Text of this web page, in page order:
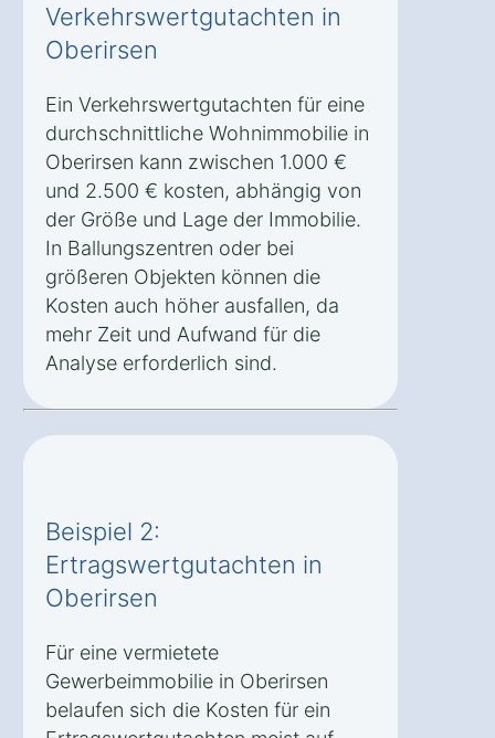
Verkehrswertgutachten in
Oberirsen
Ein Verkehrswertgutachten für eine
durchschnittliche Wohnimmobilie in
Oberirsen kann zwischen 1.000 €
und 2.500 € kosten, abhängig von
der Größe und Lage der Immobilie.
In Ballungszentren oder bei
größeren Objekten können die
Kosten auch höher ausfallen, da
mehr Zeit und Aufwand für die
Analyse erforderlich sind.
Beispiel 2:
Ertragswertgutachten in
Oberirsen
Für eine vermietete
Gewerbeimmobilie in Oberirsen
belaufen sich die Kosten für ein